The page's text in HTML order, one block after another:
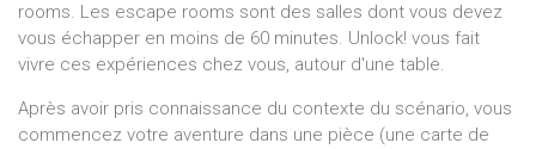
rooms. Les escape rooms sont des salles dont vous devez
vous échapper en moins de 60 minutes. Unlock! vous fait
vivre ces expériences chez vous, autour d'une table.
Après avoir pris connaissance du contexte du scénario, vous
commencez votre aventure dans une pièce (une carte de